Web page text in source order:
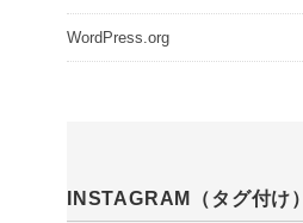
WordPress.org
INSTAGRAM（タグ付け）